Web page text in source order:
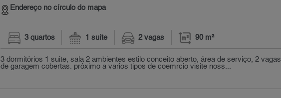
Endereço no círculo do mapa
3 quartos 1 suíte 2 vagas 90 m²
3 dormitórios 1 suite, sala 2 ambientes estilo conceito aberto, área de serviço, 2 vagas
de garagem cobertas. próximo a varios tipos de coemrcio visite noss...